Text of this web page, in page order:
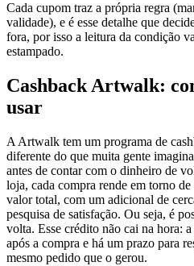
Cada cupom traz a própria regra
validade), e é esse detalhe que
fora, por isso a leitura da condição
estampado.
Cashback Artwalk:
usar
A Artwalk tem um programa de
diferente do que muita gente
antes de contar com o dinheiro de
loja, cada compra rende em torno de
valor total, com um adicional de
pesquisa de satisfação. Ou seja, é
volta. Esse crédito não cai na hora:
após a compra e há um prazo para
mesmo pedido que o gerou.